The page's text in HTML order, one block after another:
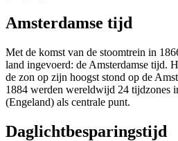
Amsterdamse tijd
Met de komst van de stoomtrein in
land ingevoerd: de Amsterdamse tijd.
de zon op zijn hoogst stond op de
1884 werden wereldwijd 24 tijdzones
(Engeland) als centrale punt.
Daglichtbesparingstijd